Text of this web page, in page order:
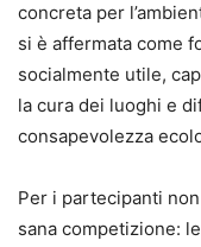
concreta per
si è affermata come
socialmente utile,
la cura dei luoghi e
consapevolezza
Per i partecipanti
sana competizione: